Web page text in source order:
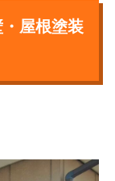
屋根塗装